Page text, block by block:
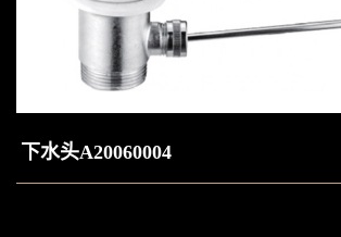
下水头A20060004